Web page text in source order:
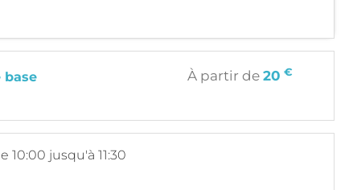
base À partir de20 €
10:00 jusqu'à 11:30